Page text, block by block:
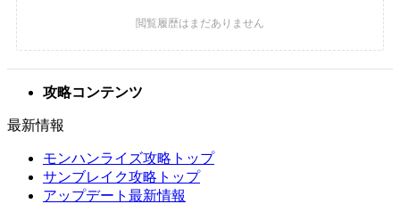
攻略コンテンツ
最新情報
モンハンライズ攻略トップ
サンブレイク攻略トップ
アップデート最新情報